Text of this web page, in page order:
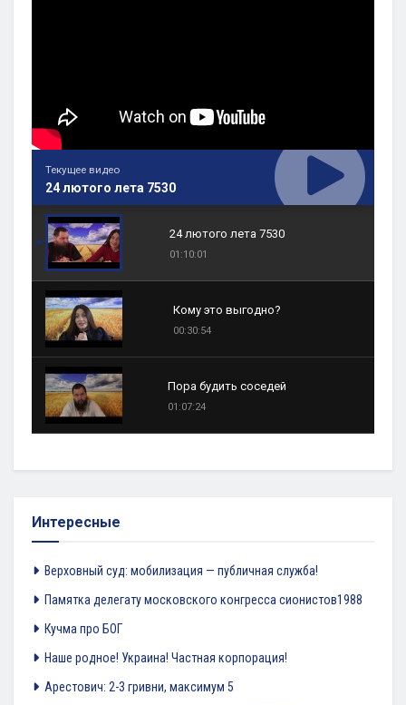
Текущее видео
24 лютого лета 7530
24 лютого лета 7530
01:10:01
Кому это выгодно?
00:30:54
Пора будить соседей
01:07:24
Интересные
Верховный суд: мобилизация — публичная служба!
Памятка делегату московского конгресса сионистов1988
Кучма про БОГ
Наше родное! Украина! Частная корпорация!
Арестович: 2-3 гривни, максимум 5